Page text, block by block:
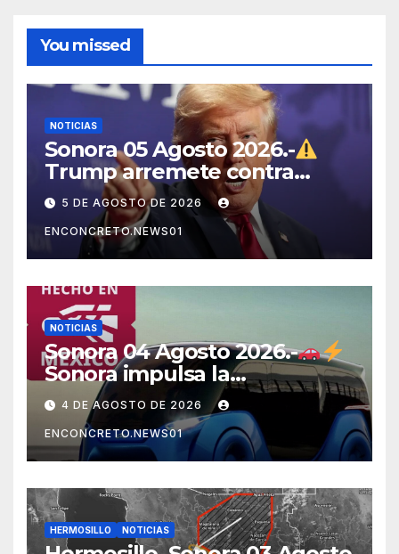
You missed
NOTICIAS
Sonora 05 Agosto 2026.-
Trump arremete contra
México, Canadá y otras
potencias por supuestos
abusos comerciales
5 DE AGOSTO DE 2026
ENCONCRETO.NEWS01
NOTICIAS
Sonora 04 Agosto 2026.-
Sonora impulsa la
electromovilidad con
«Beyond», un vehículo
eléctrico desarrollado junto
al ITH
4 DE AGOSTO DE 2026
ENCONCRETO.NEWS01
HERMOSILLO NOTICIAS